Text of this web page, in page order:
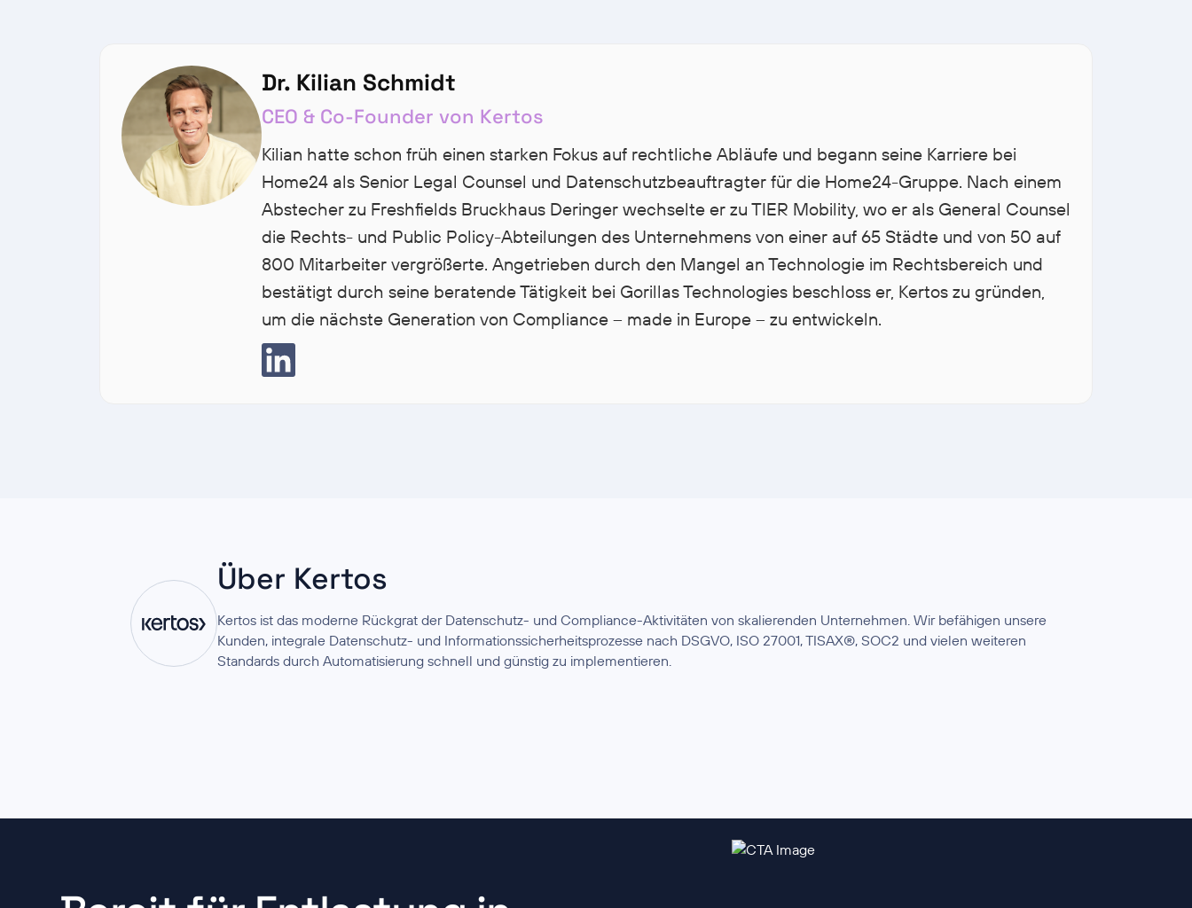
Dr. Kilian Schmidt
CEO & Co-Founder von Kertos
Kilian hatte schon früh einen starken Fokus auf rechtliche Abläufe und begann seine Karriere bei
Home24 als Senior Legal Counsel und Datenschutzbeauftragter für die Home24-Gruppe. Nach einem
Abstecher zu Freshfields Bruckhaus Deringer wechselte er zu TIER Mobility, wo er als General Counsel
die Rechts- und Public Policy-Abteilungen des Unternehmens von einer auf 65 Städte und von 50 auf
800 Mitarbeiter vergrößerte. Angetrieben durch den Mangel an Technologie im Rechtsbereich und
bestätigt durch seine beratende Tätigkeit bei Gorillas Technologies beschloss er, Kertos zu gründen,
um die nächste Generation von Compliance – made in Europe – zu entwickeln.
Über Kertos
Kertos ist das moderne Rückgrat der Datenschutz- und Compliance-Aktivitäten von skalierenden Unternehmen. Wir befähigen unsere
Kunden, integrale Datenschutz- und Informationssicherheitsprozesse nach DSGVO, ISO 27001, TISAX®, SOC2 und vielen weiteren
Standards durch Automatisierung schnell und günstig zu implementieren.